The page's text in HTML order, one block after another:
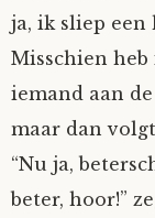
Johanna
Juliette
Lani
ja, ik sliep een
Misschien
iemand aan
maar dan
“Nu ja,
beter, hoor!”